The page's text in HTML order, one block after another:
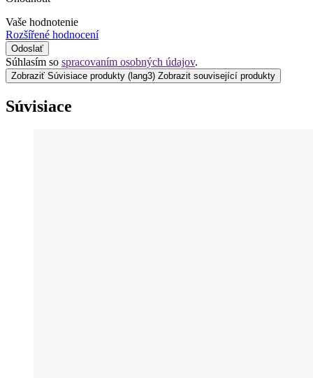
Vaše hodnotenie
Rozšířené hodnocení
Odoslať
Súhlasím so spracovaním osobných údajov.
Zobraziť Súvisiace produkty (lang3) Zobrazit související produkty
Súvisiace